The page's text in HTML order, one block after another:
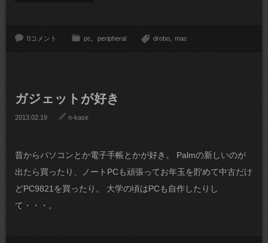
0コメント pc peripheral drobo mac
ガジェットが好き
2013.02.19 n-kase
昔からパソコンとか電子手帳とかが好き。 Palmの新しいのが
出たら買ったり、ノートPCも頑張ってお年玉を貯めて中古だけ
どPC9821を買ったり。 大学の頃はPCも自作したりし
て・・・。